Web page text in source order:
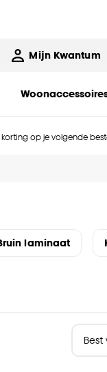
Mijn Kwantum
korting op je volgende
laminaat